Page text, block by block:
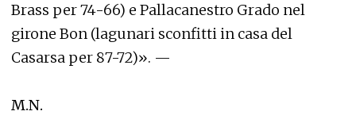
Brass per 74-66) e Pallacanestro Grado nel
girone Bon (lagunari sconfitti in casa del
Casarsa per 87-72)». —
M.N.